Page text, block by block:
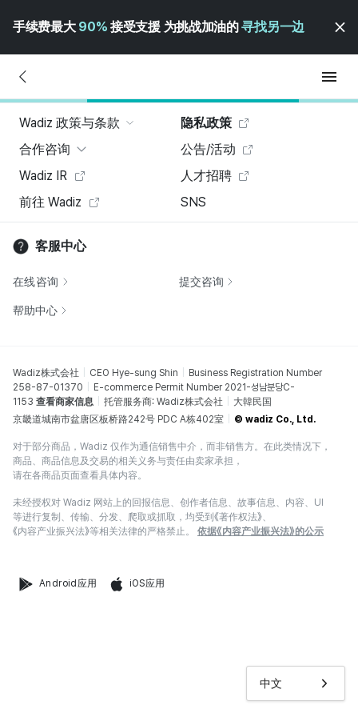
手续费最大 90% 接受支援 为挑战加油的寻找另一边
中文
Wadiz 政策与条款
隐私政策
合作咨询
公告/活动
Wadiz IR
人才招聘
前往 Wadiz
SNS
客服中心
在线咨询 提交咨询
帮助中心
Wadiz株式会社 CEO Hye-sung Shin
Business Registration Number
258-87-01370
E-commerce Permit Number 2021-성남분당C-
1153 查看商家信息 托管服务商: Wadiz株式会社
大韓民国
京畿道城南市盆唐区板桥路242号 PDC A栋402室
© wadiz Co., Ltd.
对于部分商品，Wadiz 仅作为通信销售中介，而非销售方。在此类情况下，
商品、商品信息及交易的相关义务与责任由卖家承担，
请在各商品页面查看具体内容。
未经授权对 Wadiz 网站上的回报信息、创作者信息、故事信息、内容、UI
等进行复制、传输、分发、爬取或抓取，均受到《著作权法》、
《内容产业振兴法》等相关法律的严格禁止。
依据《内容产业振兴法》的公示
Android应用 iOS应用